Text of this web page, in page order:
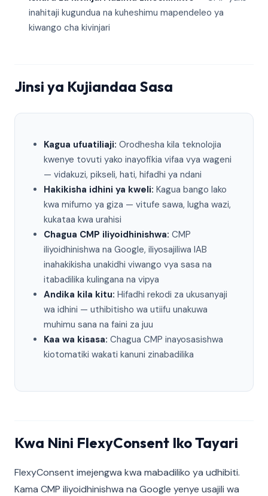
inahitaji kugundua na kuheshimu mapendeleo ya
kiwango cha kivinjari
Jinsi ya Kujiandaa Sasa
Kagua ufuatiliaji: Orodhesha kila teknolojia
kwenye tovuti yako inayofikia vifaa vya wageni
— vidakuzi, pikseli, hati, hifadhi ya ndani
Hakikisha idhini ya kweli: Kagua bango lako
kwa mifumo ya giza — vitufe sawa, lugha wazi,
kukataa kwa urahisi
Chagua CMP iliyoidhinishwa: CMP
iliyoidhinishwa na Google, iliyosajiliwa IAB
inahakikisha unakidhi viwango vya sasa na
itabadilika kulingana na vipya
Andika kila kitu: Hifadhi rekodi za ukusanyaji
wa idhini — uthibitisho wa utiifu unakuwa
muhimu sana na faini za juu
Kaa wa kisasa: Chagua CMP inayosasishwa
kiotomatiki wakati kanuni zinabadilika
Kwa Nini FlexyConsent Iko Tayari
FlexyConsent imejengwa kwa mabadiliko ya udhibiti.
Kama CMP iliyoidhinishwa na Google yenye usajili wa